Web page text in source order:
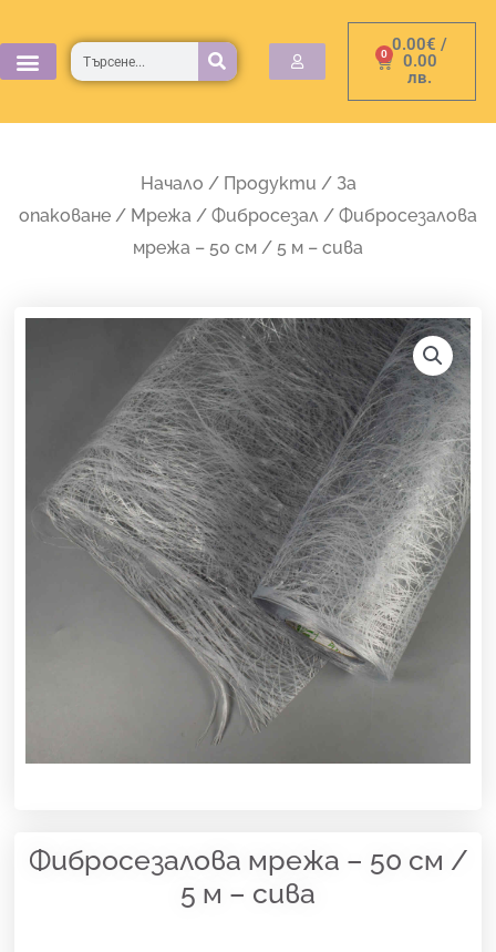
to
content
0.00€ /
0.00
лв.
0
Cart
Търсене
Начало / Продукти / За
опаковане / Мрежа / Фибросезал / Фибросезалова
мрежа – 50 см / 5 м – сива
Фибросезалова мрежа – 50 см /
5 м – сива